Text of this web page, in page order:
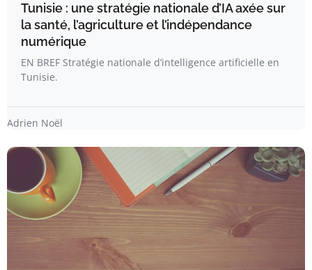
Tunisie : une stratégie nationale d’IA axée sur
la santé, l’agriculture et l’indépendance
numérique
EN BREF Stratégie nationale d’intelligence artificielle en
Tunisie.
Adrien Noël